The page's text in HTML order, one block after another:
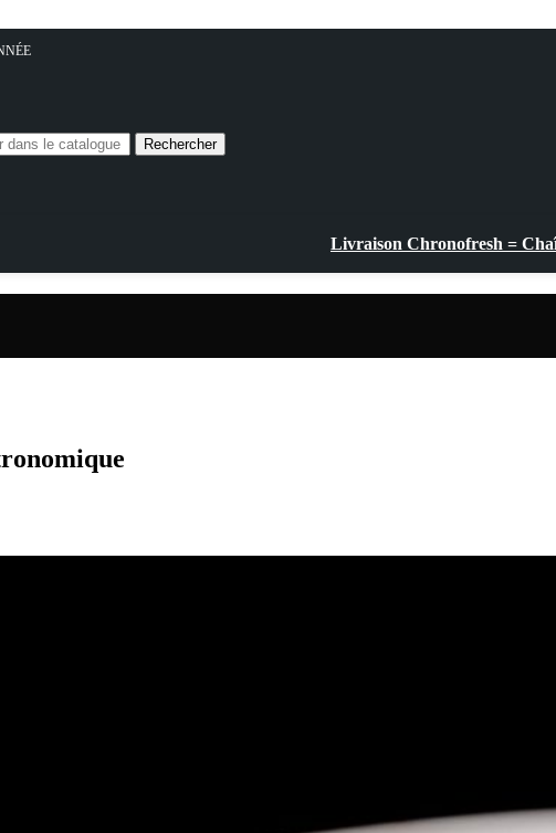
Rechercher
Livraison Chronofresh =